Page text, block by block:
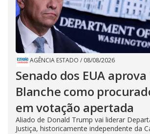
AGÊNCIA ESTADO / 08/08/2026
Senado dos EUA
Blanche como
em votação apertada
Aliado de Donald Trump vai liderar
Justiça, historicamente independente da